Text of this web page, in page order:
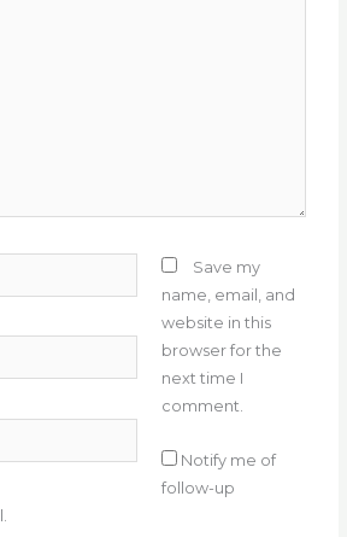
Save my
name, email, and
website in this
browser for the
next time I
comment.
Notify me of
follow-up